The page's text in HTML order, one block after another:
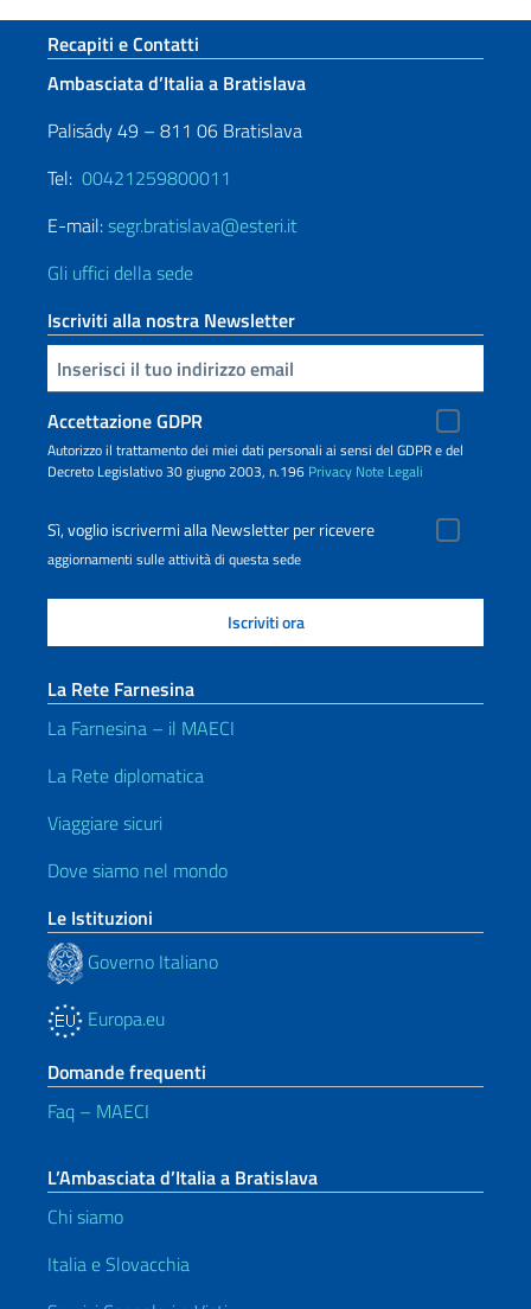
Sezione footer
Recapiti e Contatti
Ambasciata d’Italia a Bratislava
Palisády 49 – 811 06 Bratislava
Tel: 00421259800011
E-mail:segr.bratislava@esteri.it
Gli uffici della sede
Iscriviti alla nostra Newsletter
Inserisci la tua email
Accettazione GDPR
Autorizzo il trattamento dei miei dati personali ai sensi del GDPR e del
Decreto Legislativo 30 giugno 2003, n.196 Privacy Note Legali
Sì, voglio iscrivermi alla Newsletter per ricevere
aggiornamenti sulle attività di questa sede
La Rete Farnesina
La Farnesina – il MAECI
La Rete diplomatica
Viaggiare sicuri
Dove siamo nel mondo
Le Istituzioni
Governo Italiano
Europa.eu
Domande frequenti
Faq – MAECI
L’Ambasciata d’Italia a Bratislava
Chi siamo
Italia e Slovacchia